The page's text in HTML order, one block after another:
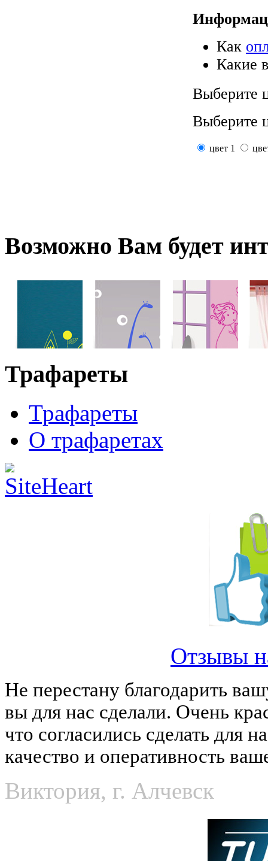
Как
Какие
Выберите
Выберите
цвет 1
Возможно Вам будет
Трафареты
Трафареты
О трафаретах
Отзывы
Не перестану благодарить
вы для нас сделали. Очень
что согласились сделать для
качество и оперативность
Виктория, г. Алчевск